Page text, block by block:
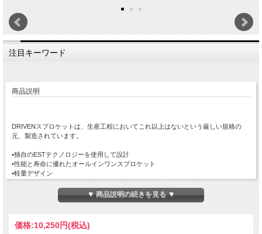
注目キーワード
商品説明
DRIVENスプロケットは、生産工程においてこれ以上はないという厳しい規格の
元、製造されています。
•独自のESTテクノロジーを使用して設計
•性能と寿命に優れたオールインワンスプロケット
•軽量デザイン
GS 500 / 1989-2005
GSX-R600 / 1992-1993
GSX-R600 / 1997-2000
GSX-R600 / 2001-2010
GSX-R600 / 2011-2014
▼ 商品説明の続きを見る ▼
価格:10,250円(税込)